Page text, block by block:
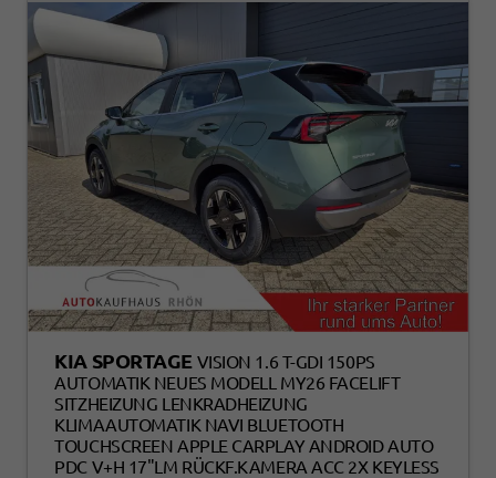
KIA SPORTAGE VISION 1.6 T-GDI 150PS
AUTOMATIK NEUES MODELL MY26 FACELIFT
SITZHEIZUNG LENKRADHEIZUNG
KLIMAAUTOMATIK NAVI BLUETOOTH
TOUCHSCREEN APPLE CARPLAY ANDROID AUTO
PDC V+H 17"LM RÜCKF.KAMERA ACC 2X KEYLESS